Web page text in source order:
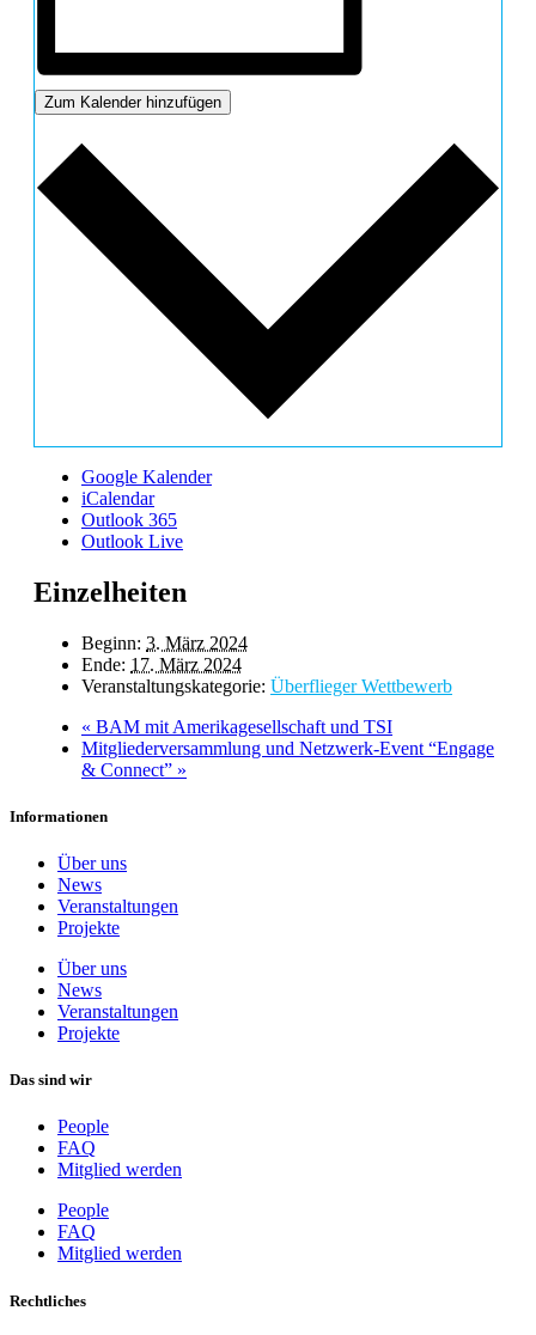
Zum Kalender hinzufügen
Google Kalender
iCalendar
Outlook 365
Outlook Live
Einzelheiten
Beginn: 3. März 2024
Ende: 17. März 2024
Veranstaltungskategorie: Überflieger Wettbewerb
« BAM mit Amerikagesellschaft und TSI
Mitgliederversammlung und Netzwerk-Event “Engage
& Connect” »
Informationen
Über uns
News
Veranstaltungen
Projekte
Über uns
News
Veranstaltungen
Projekte
Das sind wir
People
FAQ
Mitglied werden
People
FAQ
Mitglied werden
Rechtliches